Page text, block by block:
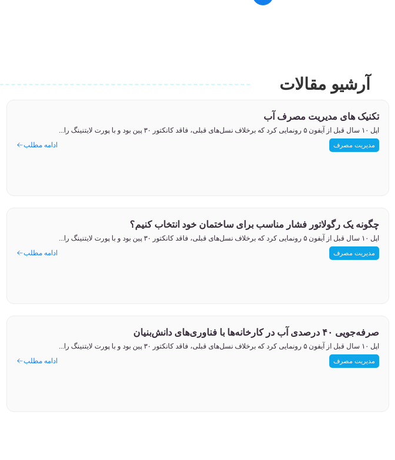
آرشیو مقالات
تکنیک های مدیریت مصرف آب
اپل ۱۰ سال قبل از آیفون ۵ رونمایی کرد که برخلاف نسل‌های قبلی، فاقد کانکتور ۳۰ پین بود و با پورت لایتنینگ را...
مدیریت مصرف ادامه مطلب
چگونه یک رگولاتور فشار مناسب برای ساختمان خود انتخاب کنیم؟
اپل ۱۰ سال قبل از آیفون ۵ رونمایی کرد که برخلاف نسل‌های قبلی، فاقد کانکتور ۳۰ پین بود و با پورت لایتنینگ را...
مدیریت مصرف ادامه مطلب
صرفه‌جویی ۴۰ درصدی آب در کارخانه‌ها با فناوری‌های دانش‌بنیان
اپل ۱۰ سال قبل از آیفون ۵ رونمایی کرد که برخلاف نسل‌های قبلی، فاقد کانکتور ۳۰ پین بود و با پورت لایتنینگ را...
مدیریت مصرف ادامه مطلب